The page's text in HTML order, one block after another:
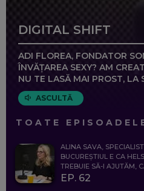
DIGITAL SHIFT
ADI FLOREA, FONDATOR
ÎNVĂȚAREA SEXY? AM
NU TE LASĂ MAI PROST, LA
ASCULTĂ
TOATE
ALINA SAVA,
BUCUREȘTIUL E CA
TREBUIE SĂ-I AJUTĂM,
EP. 62